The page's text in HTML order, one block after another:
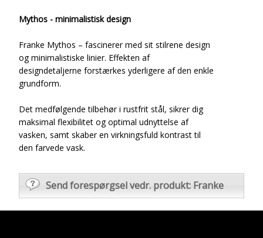
Mythos - minimalistisk design
Franke Mythos – fascinerer med sit stilrene design
og minimalistiske linier. Effekten af
designdetaljerne forstærkes yderligere af den enkle
grundform.
Det medfølgende tilbehør i rustfrit stål, sikrer dig
maksimal flexibilitet og optimal udnyttelse af
vasken, samt skaber en virkningsfuld kontrast til
den farvede vask.
Send forespørgsel vedr. produkt: Franke